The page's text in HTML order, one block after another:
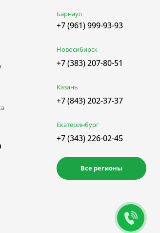
Барнаул
+7 (961) 999-93-93
Новосибирск
+7 (383) 207-80-51
Казань
+7 (843) 202-37-37
Екатеринбург
+7 (343) 226-02-45
Все регионы